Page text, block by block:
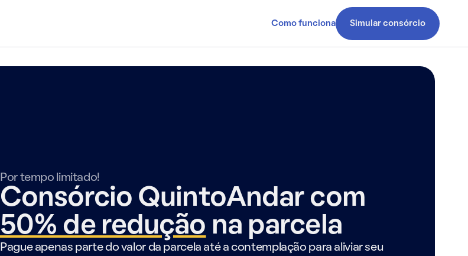
Como funciona Simular consórcio
Por tempo limitado!
Consórcio QuintoAndar com
50% de redução na parcela
Pague apenas parte do valor da parcela até a contemplação para aliviar seu